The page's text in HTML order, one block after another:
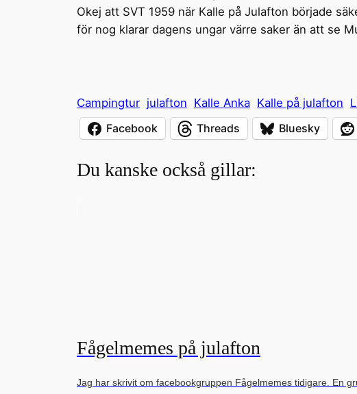
Okej att SVT 1959 när Kalle på Julafton började
för nog klarar dagens ungar värre saker än att se
Campingtur julafton Kalle Anka Kalle på julafton
Facebook
Threads Bluesky
Du kanske också gillar:
Fågelmemes på julafton
Jag har skrivit om facebookgruppen Fågelmemes tidigare. En